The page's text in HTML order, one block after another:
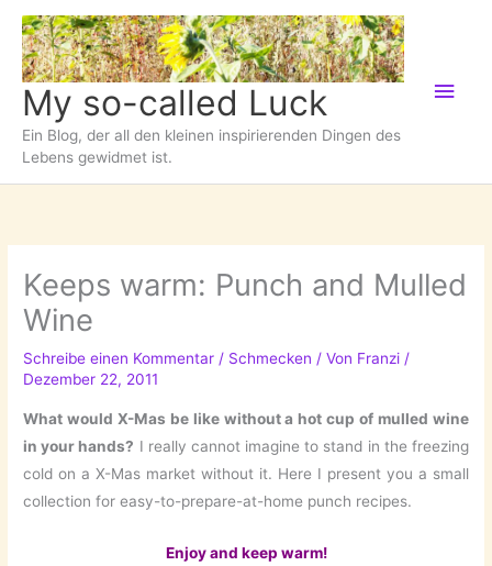
Zum
Inhalt
springen
My so-called Luck
Ein Blog, der all den kleinen inspirierenden Dingen des
Lebens gewidmet ist.
Keeps warm: Punch and Mulled
Wine
Schreibe einen Kommentar / Schmecken / Von Franzi/
Dezember 22, 2011
What would X-Mas be like without a hot cup of mulled wine
in your hands? I really cannot imagine to stand in the freezing
cold on a X-Mas market without it. Here I present you a small
collection for easy-to-prepare-at-home punch recipes.
Enjoy and keep warm!